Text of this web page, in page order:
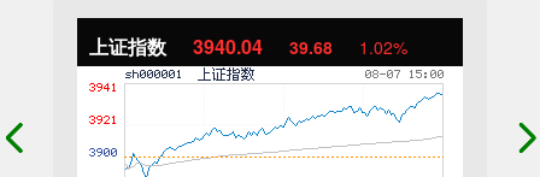
上证指数 3940.04 39.68 1.02%